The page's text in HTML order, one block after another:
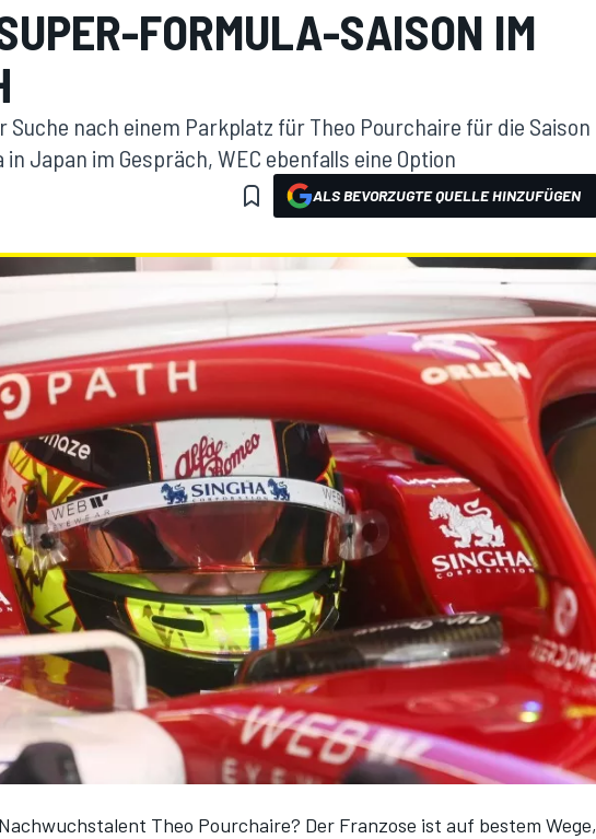
FORMULA-SAISON IM
Suche nach einem Parkplatz für Theo Pourchaire für die Saison
Japan im Gespräch, WEC ebenfalls eine Option
ALS BEVORZUGTE QUELLE HINZUFÜGEN
Theo Pourchaire? Der Franzose ist auf bestem Wege,